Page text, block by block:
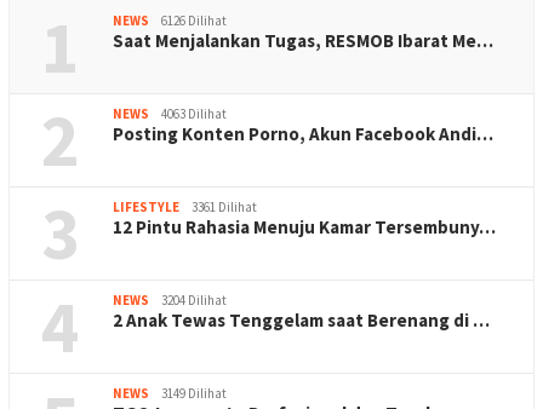
1 NEWS 6126 Dilihat
Saat Menjalankan Tugas, RESMOB Ibarat Me…
2 NEWS 4063 Dilihat
Posting Konten Porno, Akun Facebook Andi…
3 LIFESTYLE 3361 Dilihat
12 Pintu Rahasia Menuju Kamar Tersembuny…
4 NEWS 3204 Dilihat
2 Anak Tewas Tenggelam saat Berenang di …
NEWS 3149 Dilihat